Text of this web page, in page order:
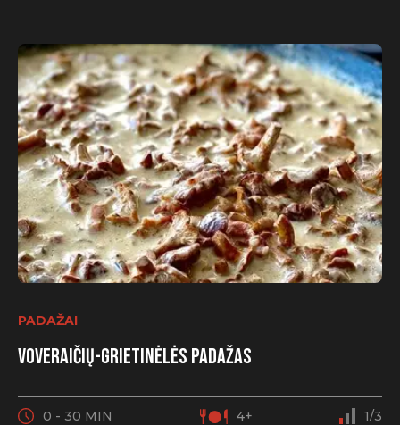
PADAŽAI
Voveraičių-grietinėlės padažas
0 - 30 MIN 4+ 1/3